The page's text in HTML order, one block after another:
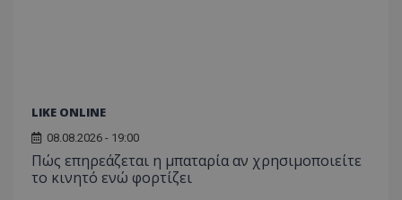
LIKE ONLINE
08.08.2026 - 19:00
Πώς επηρεάζεται η μπαταρία αν χρησιμοποιείτε
το κινητό ενώ φορτίζει